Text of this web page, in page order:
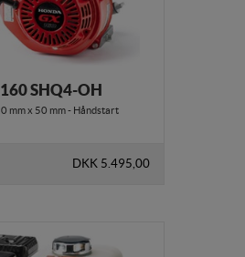
SHQ4-OH
mm x 50 mm - Håndstart
DKK 5.495,00